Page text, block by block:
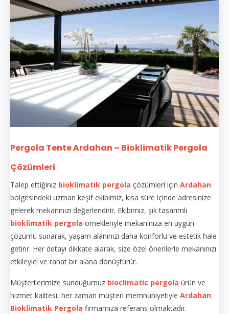
Pergola Tente Ardahan – Bioklimatik Pergola
Çözümleri
Talep ettiğiniz bioklimatik pergola çözümleri için Ardahan
bölgesindeki uzman keşif ekibimiz, kısa süre içinde adresinize
gelerek mekanınızı değerlendirir. Ekibimiz, şık tasarımlı
bioklimatik pergola örnekleriyle mekanınıza en uygun
çözümü sunarak, yaşam alanınızı daha konforlu ve estetik hale
getirir. Her detayı dikkate alarak, size özel önerilerle mekanınızı
etkileyici ve rahat bir alana dönüştürür.
Müşterilerimize sunduğumuz bioclimatic pergola ürün ve
hizmet kalitesi, her zaman müşteri memnuniyetiyle Ardahan
Bioklimatik Pergola firmamıza referans olmaktadır.